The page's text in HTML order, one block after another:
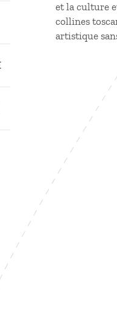
et la culture
collines
artistique